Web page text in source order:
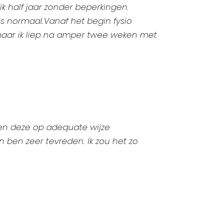
half jaar zonder beperkingen.
normaal.Vanaf het begin fysio
ik liep na amper twee weken met
deze op adequate wijze
zeer tevreden. Ik zou het zo